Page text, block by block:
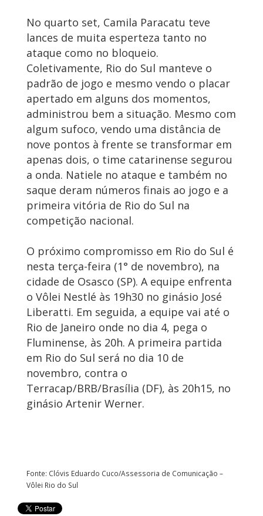
No quarto set, Camila Paracatu teve
lances de muita esperteza tanto no
ataque como no bloqueio.
Coletivamente, Rio do Sul manteve o
padrão de jogo e mesmo vendo o placar
apertado em alguns dos momentos,
administrou bem a situação. Mesmo com
algum sufoco, vendo uma distância de
nove pontos à frente se transformar em
apenas dois, o time catarinense segurou
a onda. Natiele no ataque e também no
saque deram números finais ao jogo e a
primeira vitória de Rio do Sul na
competição nacional.
O próximo compromisso em Rio do Sul é
nesta terça-feira (1° de novembro), na
cidade de Osasco (SP). A equipe enfrenta
o Vôlei Nestlé às 19h30 no ginásio José
Liberatti. Em seguida, a equipe vai até o
Rio de Janeiro onde no dia 4, pega o
Fluminense, às 20h. A primeira partida
em Rio do Sul será no dia 10 de
novembro, contra o
Terracap/BRB/Brasília (DF), às 20h15, no
ginásio Artenir Werner.
Fonte: Clóvis Eduardo Cuco/Assessoria de Comunicação –
Vôlei Rio do Sul